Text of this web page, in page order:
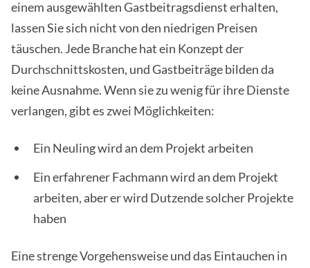
einem ausgewählten Gastbeitragsdienst erhalten,
lassen Sie sich nicht von den niedrigen Preisen
täuschen. Jede Branche hat ein Konzept der
Durchschnittskosten, und Gastbeiträge bilden da
keine Ausnahme. Wenn sie zu wenig für ihre Dienste
verlangen, gibt es zwei Möglichkeiten:
Ein Neuling wird an dem Projekt arbeiten
Ein erfahrener Fachmann wird an dem Projekt
arbeiten, aber er wird Dutzende solcher Projekte
haben
Eine strenge Vorgehensweise und das Eintauchen in